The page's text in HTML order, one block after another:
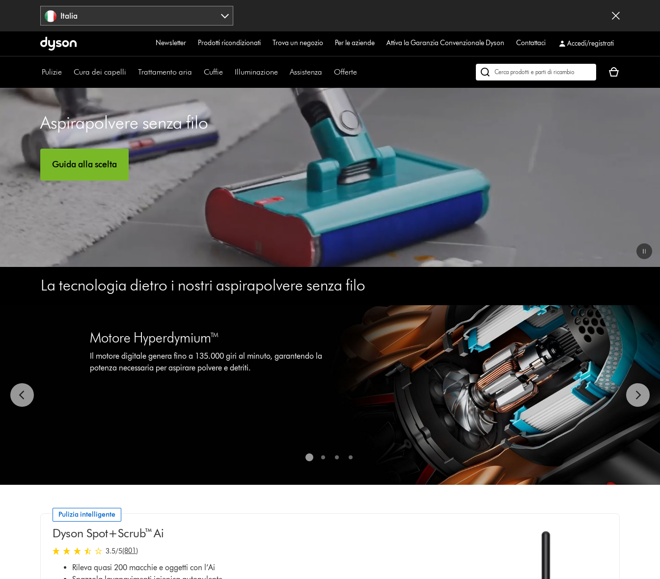
Italia
Newsletter Prodotti ricondizionati Trova un negozio Per le aziende Attiva la Garanzia Convenzionale Dyson Contattaci Accedi/registrati
Pulizie Cura dei capelli Trattamento aria Cuffie Illuminazione Assistenza Offerte
Cerca
Il
Apri
trascrizione
video
Aspirapolvere senza filo
Guida alla scelta
La tecnologia dietro i nostri aspirapolvere senza filo
Next
and
to
Motore Hyperdymium™
Il motore digitale genera fino a 135.000 giri al minuto, garantendo la
potenza necessaria per aspirare polvere e detriti.
Pulizia intelligente
Dyson Spot+Scrub™ Ai
3.5 stelle su 5 da 801 Ratings
3.5/5(801)
Rileva quasi 200 macchie e oggetti con l’Ai